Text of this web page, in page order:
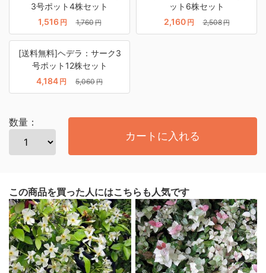
3号ポット4株セット
1,516 円 1,760円
ット6株セット
2,160 円 2,508円
[送料無料]ヘデラ：サーク3
号ポット12株セット
4,184 円 5,060円
数量：
カートに入れる
この商品を買った人にはこちらも人気です